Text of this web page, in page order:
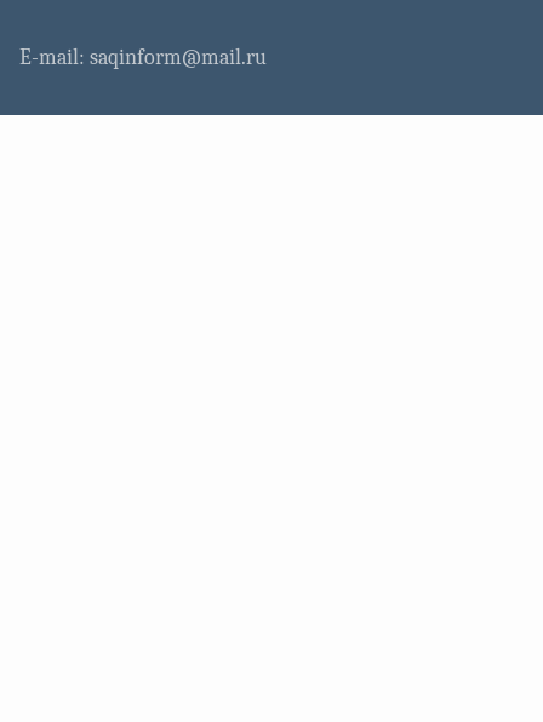
E-mail: saqinform@mail.ru